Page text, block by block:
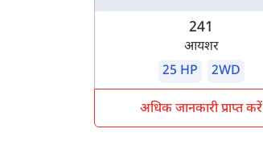
241
आयशर
25 HP
2WD
अधिक जानकारी प्राप्त करें